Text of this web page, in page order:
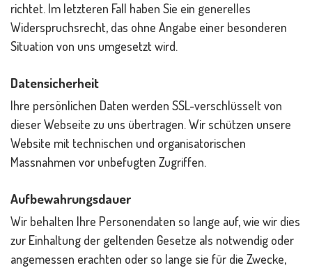
richtet. Im letzteren Fall haben Sie ein generelles
Widerspruchsrecht, das ohne Angabe einer besonderen
Situation von uns umgesetzt wird.
Datensicherheit
Ihre persönlichen Daten werden SSL-verschlüsselt von
dieser Webseite zu uns übertragen. Wir schützen unsere
Website mit technischen und organisatorischen
Massnahmen vor unbefugten Zugriffen.
Aufbewahrungsdauer
Wir behalten Ihre Personendaten so lange auf, wie wir dies
zur Einhaltung der geltenden Gesetze als notwendig oder
angemessen erachten oder so lange sie für die Zwecke,